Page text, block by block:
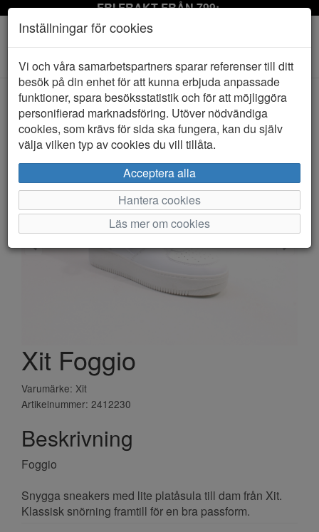
FRI FRAKT FRÅN 799:-
Toggle
navigation
HEM XIT
Xit Foggio
Varumärke: Xit
Artikelnummer: 2412230
Beskrivning
Foggio
Snygga sneakers med lite platåsula till dam från Xit.
Klassisk snörning framtill för en bra passform.
Inställningar för cookies
Vi och våra samarbetspartners sparar referenser till ditt
besök på din enhet för att kunna erbjuda anpassade
funktioner, spara besöksstatistik och för att möjliggöra
personifierad marknadsföring. Utöver nödvändiga
cookies, som krävs för sida ska fungera, kan du själv
välja vilken typ av cookies du vill tillåta.
Acceptera alla
Hantera cookies
Läs mer om cookies